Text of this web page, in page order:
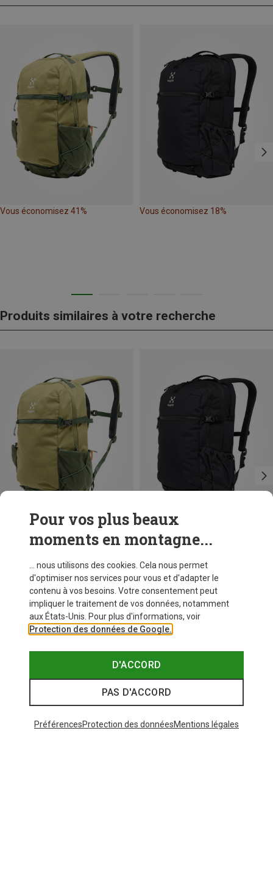
Vous économisez 41% Vous économisez 18%
Produits similaires à votre recherche
Vous économisez 41% Vous économisez 18%
Pour vos plus beaux
moments en montagne...
... nous utilisons des cookies. Cela nous permet
d'optimiser nos services pour vous et d'adapter le
contenu à vos besoins. Votre consentement peut
impliquer le traitement de vos données, notamment
aux États-Unis. Pour plus d'informations, voir
Protection des données de Google.
D'ACCORD
PAS D'ACCORD
PréférencesProtection des donnéesMentions légales